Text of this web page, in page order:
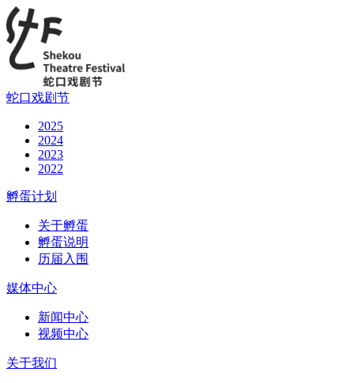
蛇口戏剧节
2025
2024
2023
2022
孵蛋计划
关于孵蛋
孵蛋说明
历届入围
媒体中心
新闻中心
视频中心
关于我们